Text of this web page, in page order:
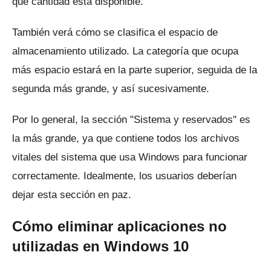
También verá cómo se clasifica el espacio de
almacenamiento utilizado. La categoría que ocupa
más espacio estará en la parte superior, seguida de la
segunda más grande, y así sucesivamente.
Por lo general, la sección "Sistema y reservados" es
la más grande, ya que contiene todos los archivos
vitales del sistema que usa Windows para funcionar
correctamente. Idealmente, los usuarios deberían
dejar esta sección en paz.
Cómo eliminar aplicaciones no
utilizadas en Windows 10